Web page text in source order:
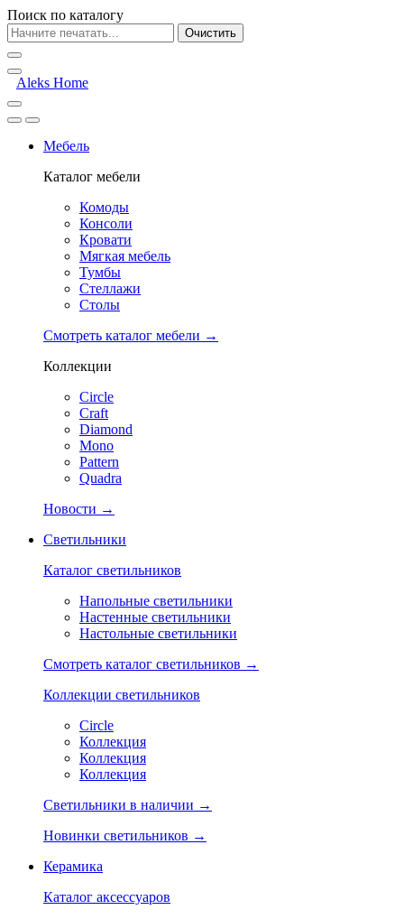
Поиск по каталогу
Очистить
Aleks Home
Мебель
Каталог мебели
Комоды
Консоли
Кровати
Мягкая мебель
Тумбы
Стеллажи
Столы
Смотреть каталог мебели →
Коллекции
Circle
Craft
Diamond
Mono
Pattern
Quadra
Новости →
Светильники
Каталог светильников
Напольные светильники
Настенные светильники
Настольные светильники
Смотреть каталог светильников →
Коллекции светильников
Circle
Коллекция
Коллекция
Коллекция
Светильники в наличии →
Новинки светильников →
Керамика
Каталог аксессуаров